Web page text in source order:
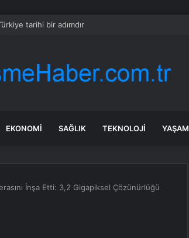
tarihi bir adımdır
EKONOMI SAĞLIK TEKNOLOJI YAŞAM
İnşa Etti: 3,2 Gigapiksel Çözünürlüğü